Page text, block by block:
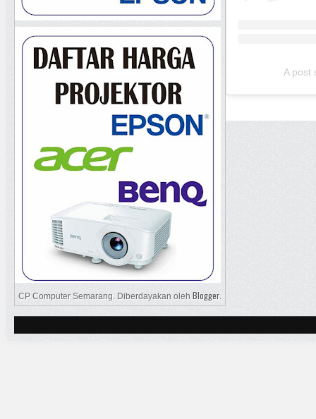
A post
CP Computer Semarang. Diberdayakan oleh Blogger.